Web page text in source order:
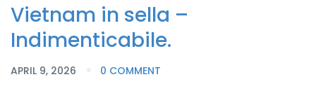
Vietnam in sella –
Indimenticabile.
APRIL 9, 2026 0 COMMENT